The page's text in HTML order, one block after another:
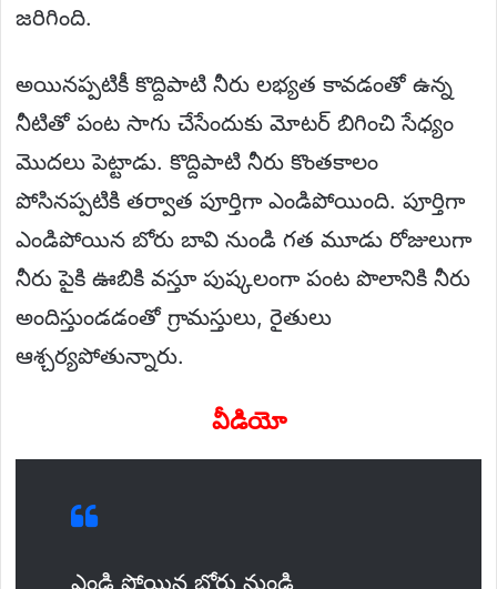
జరిగింది.
అయినప్పటికీ కొద్దిపాటి నీరు లభ్యత కావడంతో ఉన్న
నీటితో పంట సాగు చేసేందుకు మోటర్ బిగించి సేధ్యం
మొదలు పెట్టాడు. కొద్దిపాటి నీరు కొంతకాలం
పోసినప్పటికి తర్వాత పూర్తిగా ఎండిపోయింది. పూర్తిగా
ఎండిపోయిన బోరు బావి నుండి గత మూడు రోజులుగా
నీరు పైకి ఊబికి వస్తూ పుష్కలంగా పంట పొలానికి నీరు
అందిస్తుండడంతో గ్రామస్తులు, రైతులు
ఆశ్చర్యపోతున్నారు.
వీడియో
ఎండి పోయిన బోరు నుండి